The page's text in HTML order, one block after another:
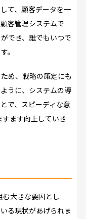
て、顧客データを一
客管理システムで
でき、誰でもいつで
。
め、戦略の策定にも
うに、システムの導
で、スピーディな意
ます向上していき
大きな要因とし
る現状があげられま